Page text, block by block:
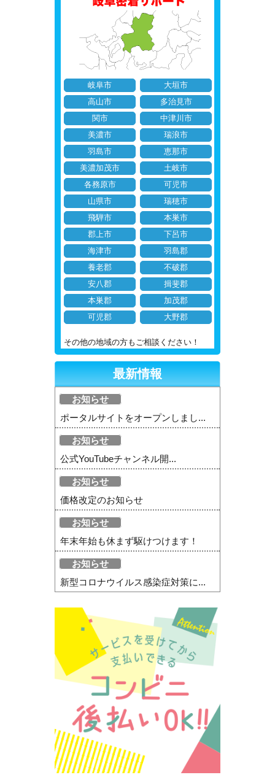
岐阜市
大垣市
高山市
多治見市
関市
中津川市
美濃市
瑞浪市
羽島市
恵那市
美濃加茂市
土岐市
各務原市
可児市
山県市
瑞穂市
飛騨市
本巣市
郡上市
下呂市
海津市
羽島郡
養老郡
不破郡
安八郡
揖斐郡
本巣郡
加茂郡
可児郡
大野郡
その他の地域の方もご相談ください！
最新情報
お知らせ
ポータルサイトをオープンしまし...
お知らせ
公式YouTubeチャンネル開...
お知らせ
価格改定のお知らせ
お知らせ
年末年始も休まず駆けつけます！
お知らせ
新型コロナウイルス感染症対策に...